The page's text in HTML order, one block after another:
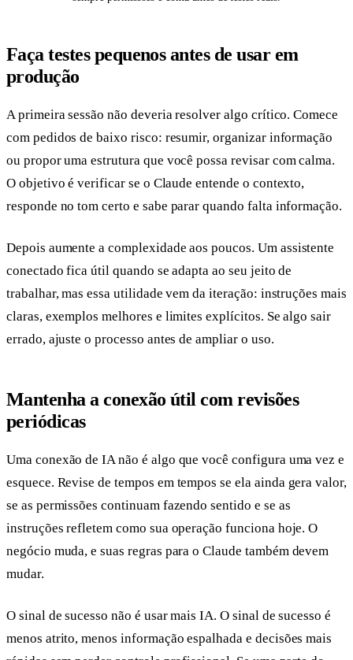
Faça testes pequenos antes de usar em
produção
A primeira sessão não deveria resolver algo crítico. Comece
com pedidos de baixo risco: resumir, organizar informação
ou propor uma estrutura que você possa revisar com calma.
O objetivo é verificar se o Claude entende o contexto,
responde no tom certo e sabe parar quando falta informação.
Depois aumente a complexidade aos poucos. Um assistente
conectado fica útil quando se adapta ao seu jeito de
trabalhar, mas essa utilidade vem da iteração: instruções mais
claras, exemplos melhores e limites explícitos. Se algo sair
errado, ajuste o processo antes de ampliar o uso.
Mantenha a conexão útil com revisões
periódicas
Uma conexão de IA não é algo que você configura uma vez e
esquece. Revise de tempos em tempos se ela ainda gera valor,
se as permissões continuam fazendo sentido e se as
instruções refletem como sua operação funciona hoje. O
negócio muda, e suas regras para o Claude também devem
mudar.
O sinal de sucesso não é usar mais IA. O sinal de sucesso é
menos atrito, menos informação espalhada e decisões mais